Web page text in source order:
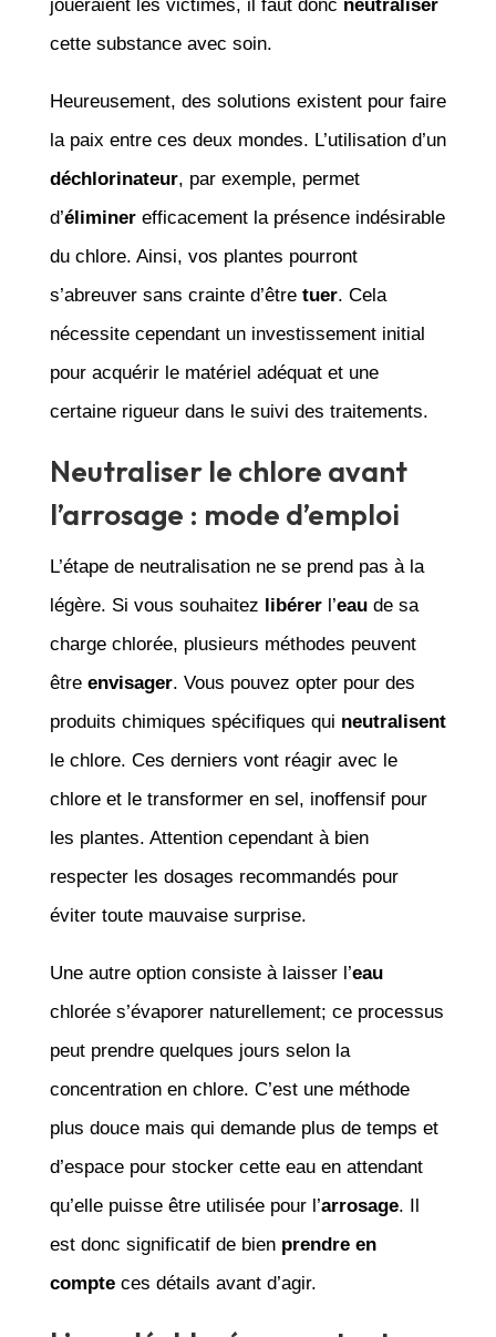
joueraient les victimes, il faut donc neutraliser
cette substance avec soin.
Heureusement, des solutions existent pour faire
la paix entre ces deux mondes. L’utilisation d’un
déchlorinateur, par exemple, permet
d’éliminerefficacement la présence indésirable
du chlore. Ainsi, vos plantes pourront
s’abreuver sans crainte d’être tuer. Cela
nécessite cependant un investissement initial
pour acquérir le matériel adéquat et une
certaine rigueur dans le suivi des traitements.
Neutraliser le chlore avant
l’arrosage : mode d’emploi
L’étape de neutralisation ne se prend pas à la
légère. Si vous souhaitez libérerl’eaude sa
charge chlorée, plusieurs méthodes peuvent
être envisager. Vous pouvez opter pour des
produits chimiques spécifiques qui neutralisent
le chlore. Ces derniers vont réagir avec le
chlore et le transformer en sel, inoffensif pour
les plantes. Attention cependant à bien
respecter les dosages recommandés pour
éviter toute mauvaise surprise.
Une autre option consiste à laisser l’eau
chlorée s’évaporer naturellement; ce processus
peut prendre quelques jours selon la
concentration en chlore. C’est une méthode
plus douce mais qui demande plus de temps et
d’espace pour stocker cette eau en attendant
qu’elle puisse être utilisée pour l’arrosage. Il
est donc significatif de bien prendre en
compteces détails avant d’agir.